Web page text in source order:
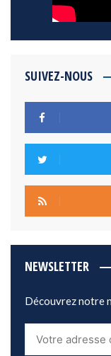
SUIVEZ-NOUS
NEWSLETTER
Découvrez notre